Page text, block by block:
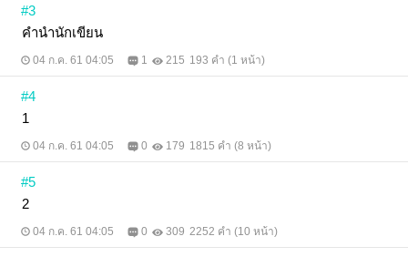
รอบนี้พี่จ่ายเป็นเลี้ยงข้าวแทนได้ไหม พอดีลืมพกกระเป๋า
ตังค์มาน่ะ" พูดแล้วก็ลูบแบงค์พันในกระเป๋ากางเกงเบาๆ
#3
คำนำนักเขียน
04 ก.ค. 61 04:05 1 215 193 คำ (1 หน้า)
#4
1
04 ก.ค. 61 04:05 0 179 1815 คำ (8 หน้า)
#5
2
04 ก.ค. 61 04:05 0 309 2252 คำ (10 หน้า)